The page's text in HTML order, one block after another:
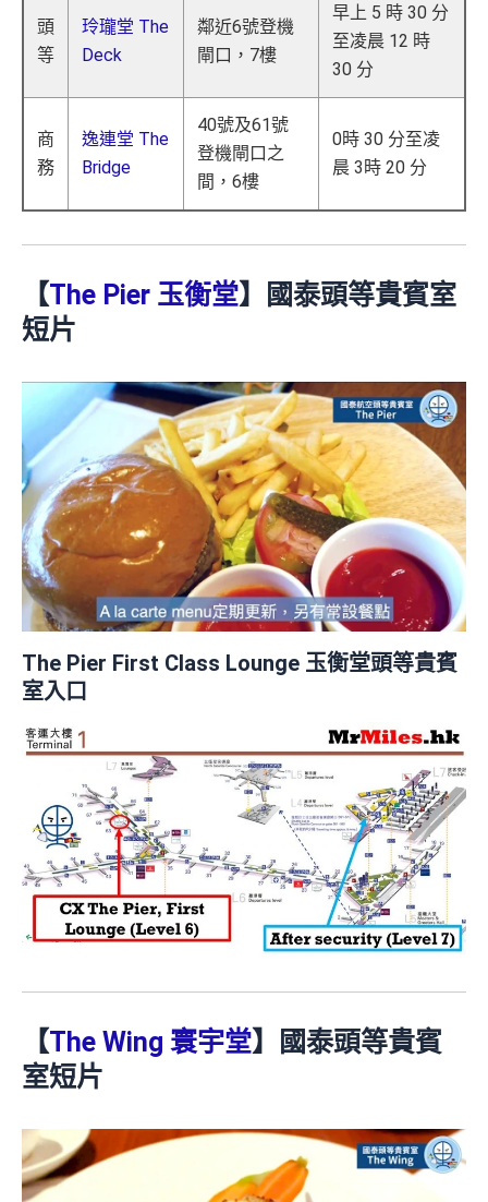
頭
等
玲瓏堂 The
Deck
鄰近6號登機
閘口，7樓
早上 5 時 30 分
至凌晨 12 時
30 分
商
務
逸連堂 The
Bridge
40號及61號
登機閘口之
間，6樓
0時 30 分至凌
晨 3時 20 分
【The Pier 玉衡堂】國泰頭等貴賓室
短片
The Pier First Class Lounge 玉衡堂頭等貴賓
室入口
【The Wing 寰宇堂】國泰頭等貴賓
室短片